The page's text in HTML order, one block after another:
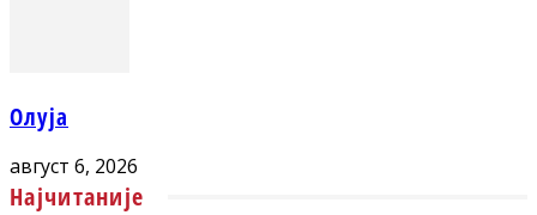
Олуја
август 6, 2026
Најчитаније